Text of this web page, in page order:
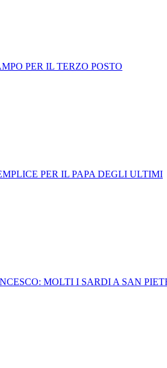
PER IL TERZO POSTO
PER IL PAPA DEGLI ULTIMI
MOLTI I SARDI A SAN